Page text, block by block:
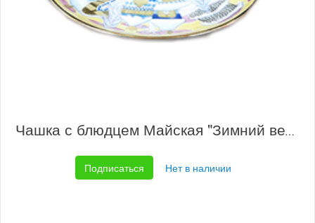
Чашка с блюдцем Майская "Зимний вечер"
Подписаться Нет в наличии